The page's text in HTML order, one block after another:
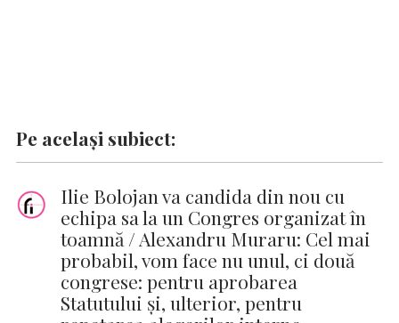
Pe același subiect:
Ilie Bolojan va candida din nou cu
echipa sa la un Congres organizat în
toamnă / Alexandru Muraru: Cel mai
probabil, vom face nu unul, ci două
congrese: pentru aprobarea
Statutului şi, ulterior, pentru